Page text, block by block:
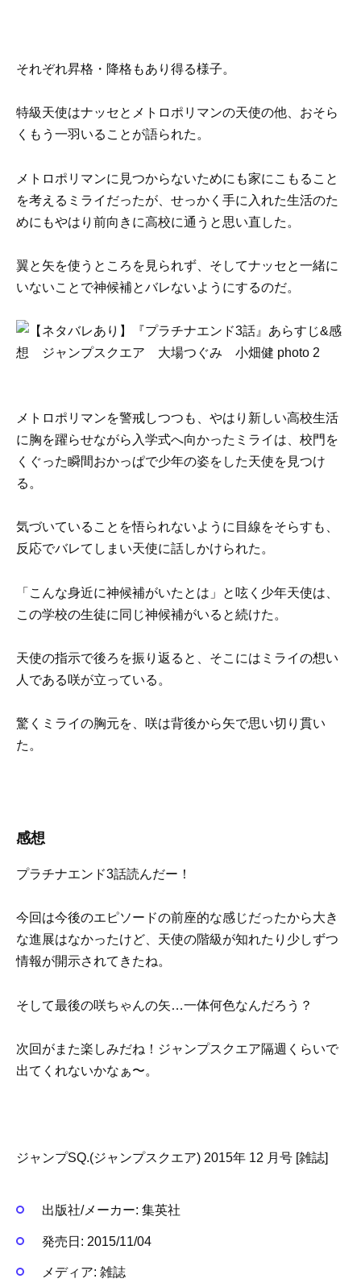
それぞれ昇格・降格もあり得る様子。
特級天使はナッセとメトロポリマンの天使の他、おそら
くもう一羽いることが語られた。
メトロポリマンに見つからないためにも家にこもること
を考えるミライだったが、せっかく手に入れた生活のた
めにもやはり前向きに高校に通うと思い直した。
翼と矢を使うところを見られず、そしてナッセと一緒に
いないことで神候補とバレないようにするのだ。
メトロポリマンを警戒しつつも、やはり新しい高校生活
に胸を躍らせながら入学式へ向かったミライは、校門を
くぐった瞬間おかっぱで少年の姿をした天使を見つけ
る。
気づいていることを悟られないように目線をそらすも、
反応でバレてしまい天使に話しかけられた。
「こんな身近に神候補がいたとは」と呟く少年天使は、
この学校の生徒に同じ神候補がいると続けた。
天使の指示で後ろを振り返ると、そこにはミライの想い
人である咲が立っている。
驚くミライの胸元を、咲は背後から矢で思い切り貫い
た。
感想
プラチナエンド3話読んだー！
今回は今後のエピソードの前座的な感じだったから大き
な進展はなかったけど、天使の階級が知れたり少しずつ
情報が開示されてきたね。
そして最後の咲ちゃんの矢…一体何色なんだろう？
次回がまた楽しみだね！ジャンプスクエア隔週くらいで
出てくれないかなぁ〜。
ジャンプSQ.(ジャンプスクエア) 2015年 12 月号 [雑誌]
出版社/メーカー: 集英社
発売日: 2015/11/04
メディア: 雑誌